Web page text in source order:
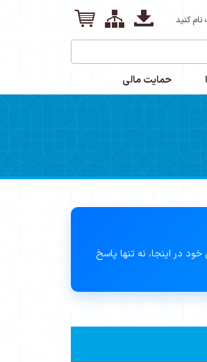
نام کنید
حمایت مالی
در اینجا، نه تنها پاسخ